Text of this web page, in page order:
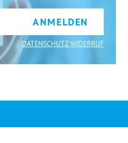
ANMELDEN
DATENSCHUTZ WIDERRUF